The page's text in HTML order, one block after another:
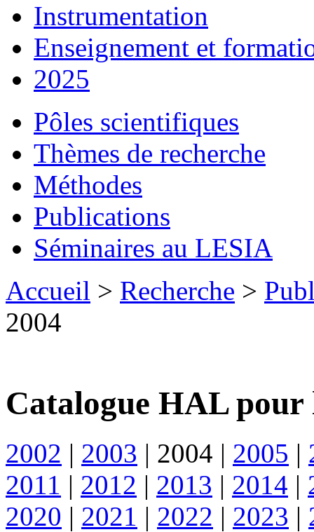
Instrumentation
Enseignement et
2025
Pôles scientifiques
Thèmes de recherche
Méthodes
Publications
Séminaires au LESIA
Accueil > Recherche >
2004
Catalogue HAL pour
2002 | 2003 | 2004 | 2005 |
2011 | 2012 | 2013 | 2014 |
2020 | 2021 | 2022 | 2023 |